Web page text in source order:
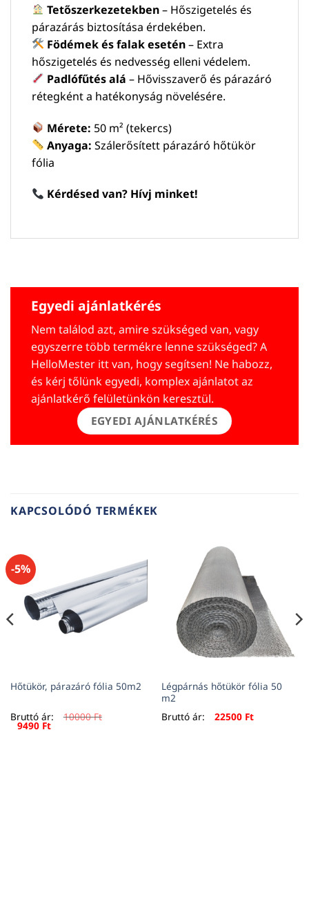
Tetőszerkezetekben– Hőszigetelés és
párazárás biztosítása érdekében.
Födémek és falak esetén– Extra
hőszigetelés és nedvesség elleni védelem.
Padlófűtés alá – Hővisszaverő és párazáró
rétegként a hatékonyság növelésére.
Mérete: 50 m² (tekercs)
Anyaga: Szálerősített párazáró hőtükör
fólia
Kérdésed van? Hívj minket!
Egyedi ajánlatkérés
Nem találod azt, amire szükséged van, vagy
egyszerre több termékre lenne szükséged? A
HelloMester itt van, hogy segítsen! Ne habozz,
és kérj tőlünk egyedi, komplex ajánlatot az
ajánlatkérő felületünkön keresztül.
EGYEDI AJÁNLATKÉRÉS
KAPCSOLÓDÓ TERMÉKEK
-5%
Hőtükör, párazáró fólia 50m2
Bruttó ár: 10000Ft
Original
price
9490 FtCurrent
price
Légpárnás hőtükör fólia 50
m2
Bruttó ár:
22500 Ft